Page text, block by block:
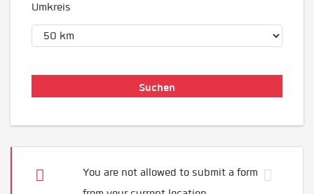
Umkreis
You are not allowed to submit a form